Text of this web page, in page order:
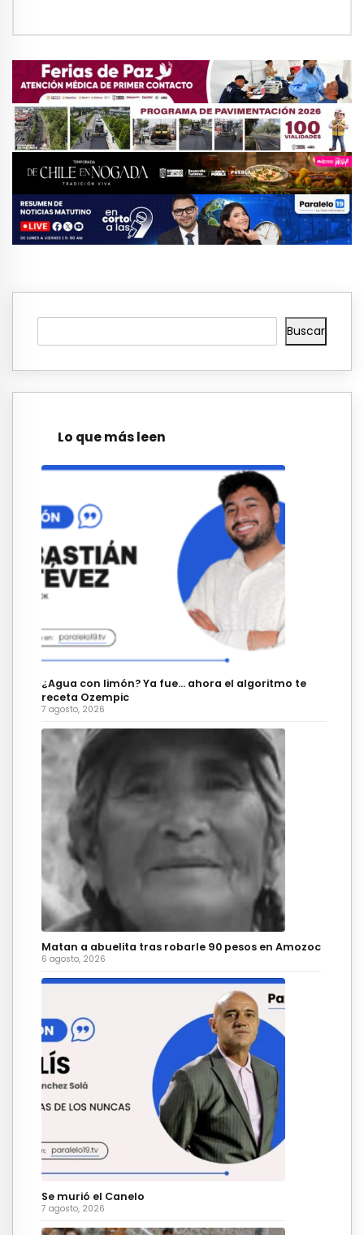
Buscar
Lo que más leen
¿Agua con limón? Ya fue… ahora el algoritmo te
receta Ozempic
7 agosto, 2026
Matan a abuelita tras robarle 90 pesos en Amozoc
6 agosto, 2026
Se murió el Canelo
7 agosto, 2026